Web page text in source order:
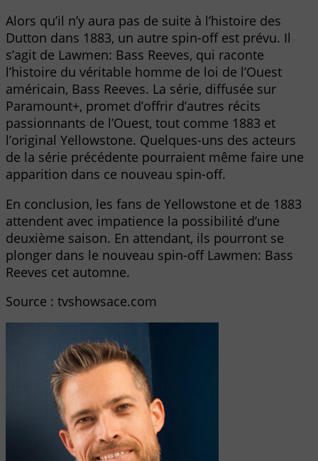
Alors qu’il n’y aura pas de suite à l’histoire des
Dutton dans 1883, un autre spin-off est prévu. Il
s’agit de Lawmen: Bass Reeves, qui raconte
l’histoire du véritable homme de loi de l’Ouest
américain, Bass Reeves. La série, diffusée sur
Paramount+, promet d’offrir d’autres récits
passionnants de l’Ouest, tout comme 1883 et
l’original Yellowstone. Quelques-uns des acteurs
de la série précédente pourraient même faire une
apparition dans ce nouveau spin-off.
En conclusion, les fans de Yellowstone et de 1883
attendent avec impatience la possibilité d’une
deuxième saison. En attendant, ils pourront se
plonger dans le nouveau spin-off Lawmen: Bass
Reeves cet automne.
Source : tvshowsace.com